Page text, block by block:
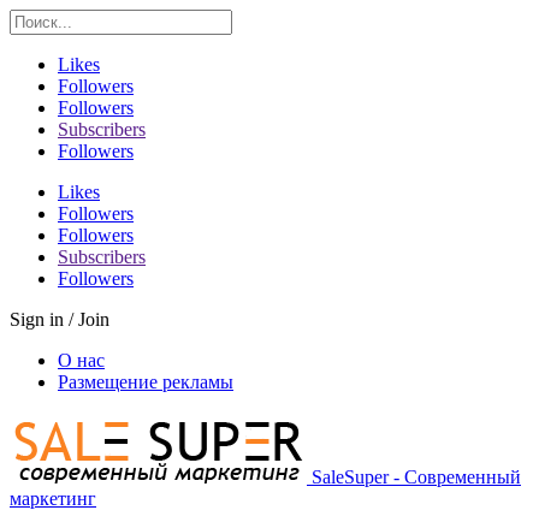
Likes
Followers
Followers
Subscribers
Followers
Likes
Followers
Followers
Subscribers
Followers
Sign in / Join
О нас
Размещение рекламы
SaleSuper - Современный
маркетинг